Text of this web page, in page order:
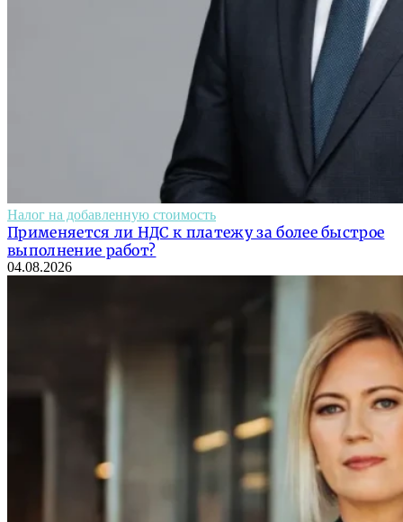
Налог на добавленную стоимость
Применяется ли НДС к платежу за более быстрое
выполнение работ?
04.08.2026